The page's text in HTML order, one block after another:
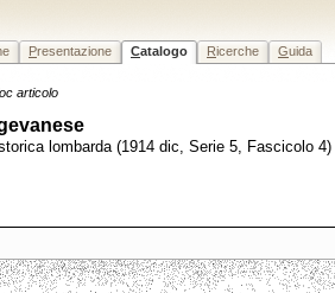
Presentazione Catalogo Ricerche Guida
articolo
lombarda (1914 dic, Serie 5, Fascicolo 4)